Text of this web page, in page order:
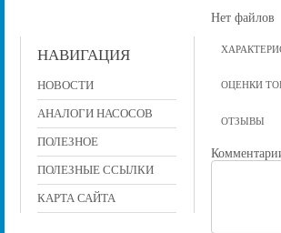
НАВИГАЦИЯ
НОВОСТИ
АНАЛОГИ НАСОСОВ
ПОЛЕЗНОЕ
ПОЛЕЗНЫЕ ССЫЛКИ
КАРТА САЙТА
Нет файлов
ОЦЕНКИ
ОТЗЫВЫ